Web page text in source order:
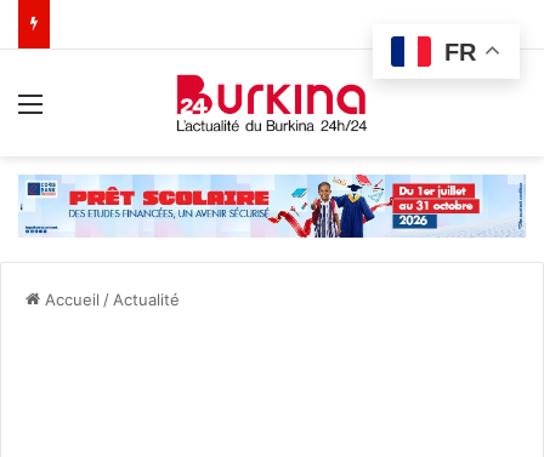
Accueil / Actualité
FR